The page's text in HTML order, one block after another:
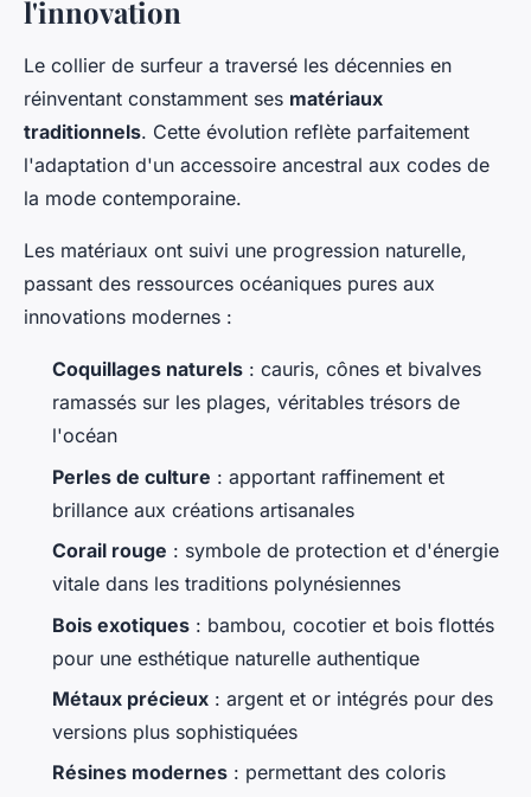
l'innovation
Le collier de surfeur a traversé les décennies en
réinventant constamment ses matériaux
traditionnels. Cette évolution reflète parfaitement
l'adaptation d'un accessoire ancestral aux codes de
la mode contemporaine.
Les matériaux ont suivi une progression naturelle,
passant des ressources océaniques pures aux
innovations modernes :
Coquillages naturels : cauris, cônes et bivalves
ramassés sur les plages, véritables trésors de
l'océan
Perles de culture : apportant raffinement et
brillance aux créations artisanales
Corail rouge : symbole de protection et d'énergie
vitale dans les traditions polynésiennes
Bois exotiques : bambou, cocotier et bois flottés
pour une esthétique naturelle authentique
Métaux précieux : argent et or intégrés pour des
versions plus sophistiquées
Résines modernes : permettant des coloris